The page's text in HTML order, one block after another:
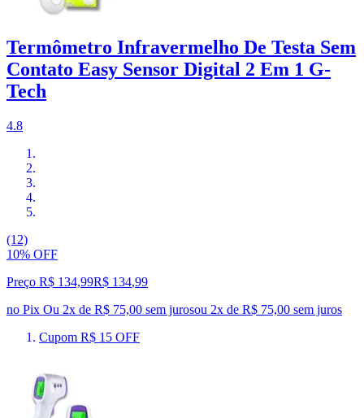
Termômetro Infravermelho De Testa Sem
Contato Easy Sensor Digital 2 Em 1 G-
Tech
4.8
(12)
10% OFF
Preço R$ 134,99R$ 134,99
no Pix Ou 2x de R$ 75,00 sem jurosou 2x de R$ 75,00 sem juros
Cupom R$ 15 OFF